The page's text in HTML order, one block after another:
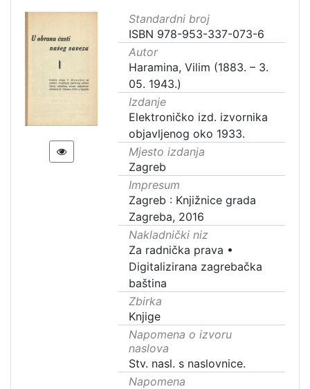
Standardni broj
ISBN 978-953-337-073-6
Autor
Haramina, Vilim (1883. – 3.
05. 1943.)
Izdanje
Elektroničko izd. izvornika
objavljenog oko 1933.
Mjesto izdanja
Zagreb
Impresum
Zagreb : Knjižnice grada
Zagreba, 2016
Nakladnički niz
Za radnička prava •
Digitalizirana zagrebačka
baština
Zbirka
Knjige
Napomena o izvoru
naslova
Stv. nasl. s naslovnice.
Napomena